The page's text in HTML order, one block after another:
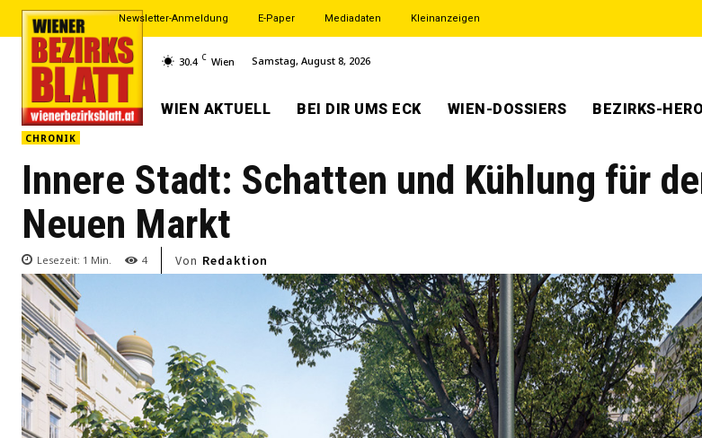
Newsletter-Anmeldung E-Paper Mediadaten Kleinanzeigen
30.4 C Wien Samstag, August 8, 2026
WIEN AKTUELL BEI DIR UMS ECK WIEN-DOSSIERS BEZIRKS-
CHRONIK
Innere Stadt: Schatten und Kühlung für
Neuen Markt
Lesezeit: 1 Min. 4 Von Redaktion